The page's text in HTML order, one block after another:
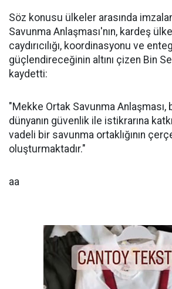
Söz konusu ülkeler arasında
Savunma Anlaşması'nın, kardeş
caydırıcılığı, koordinasyonu ve
güçlendireceğinin altını çizen Bin
kaydetti:
"Mekke Ortak Savunma Anlaşması,
dünyanın güvenlik ile istikrarına
vadeli bir savunma ortaklığının
oluşturmaktadır."
aa